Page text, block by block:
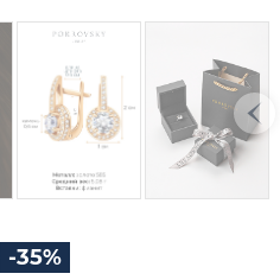
-35%